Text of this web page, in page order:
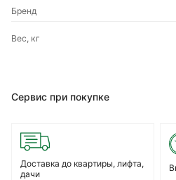
Бренд
Вес, кг
Сервис при покупке
Доставка до квартиры, лифта,
дачи